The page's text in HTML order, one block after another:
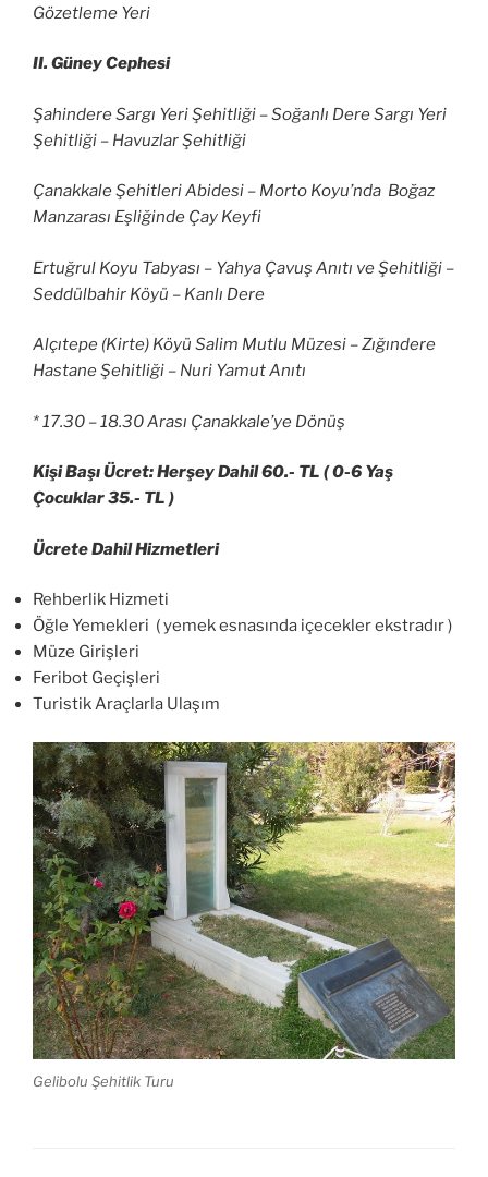
Gözetleme Yeri
II. Güney Cephesi
Şahindere Sargı Yeri Şehitliği – Soğanlı Dere Sargı Yeri
Şehitliği – Havuzlar Şehitliği
Çanakkale Şehitleri Abidesi – Morto Koyu’nda Boğaz
Manzarası Eşliğinde Çay Keyfi
Ertuğrul Koyu Tabyası – Yahya Çavuş Anıtı ve Şehitliği –
Seddülbahir Köyü – Kanlı Dere
Alçıtepe (Kirte) Köyü Salim Mutlu Müzesi – Zığındere
Hastane Şehitliği – Nuri Yamut Anıtı
* 17.30 – 18.30 Arası Çanakkale’ye Dönüş
Kişi Başı Ücret: Herşey Dahil 60.- TL ( 0-6 Yaş
Çocuklar 35.- TL )
Ücrete Dahil Hizmetleri
Rehberlik Hizmeti
Öğle Yemekleri ( yemek esnasında içecekler ekstradır )
Müze Girişleri
Feribot Geçişleri
Turistik Araçlarla Ulaşım
Gelibolu Şehitlik Turu